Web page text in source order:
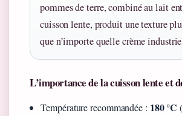
pommes de terre, combiné au lait
cuisson lente, produit une texture
que n’importe quelle crème
L’importance de la cuisson lente et
Température recommandée : 180 °C